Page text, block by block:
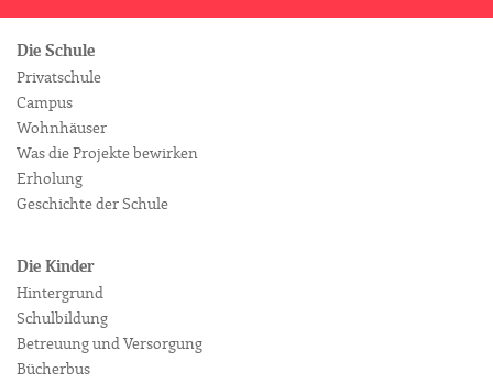
Die Schule
Privatschule
Campus
Wohnhäuser
Was die Projekte bewirken
Erholung
Geschichte der Schule
Die Kinder
Hintergrund
Schulbildung
Betreuung und Versorgung
Bücherbus